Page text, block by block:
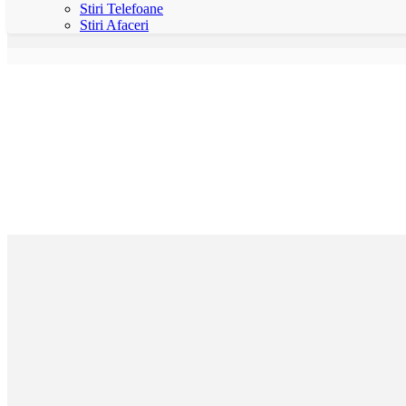
Stiri Telefoane
Stiri Afaceri